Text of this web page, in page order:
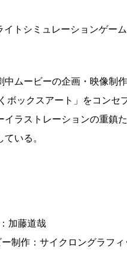
トシミュレーションゲー
ムービーの企画・映像制
ボックスアート」をコンセ
ラストレーションの重鎮
ている。
加藤道哉
制作：サイクロングラフィ